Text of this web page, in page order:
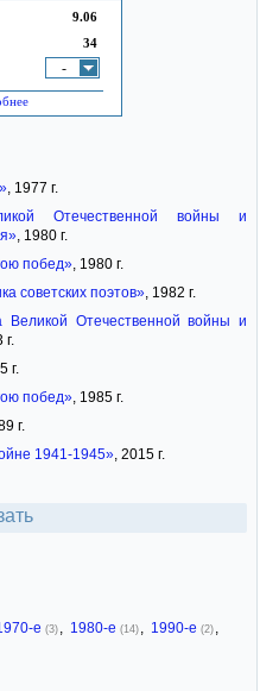
9.06
34
-
, 1977 г.
Отечественной войны и
, 1980 г.
побед», 1980 г.
советских поэтов», 1982 г.
Великой Отечественной войны и
г.
побед», 1985 г.
г.
1941-1945», 2015 г.
е (3) , 1980-е (14) , 1990-е (2) ,